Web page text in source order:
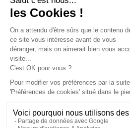
chausses de
69.00 €
éligibles)